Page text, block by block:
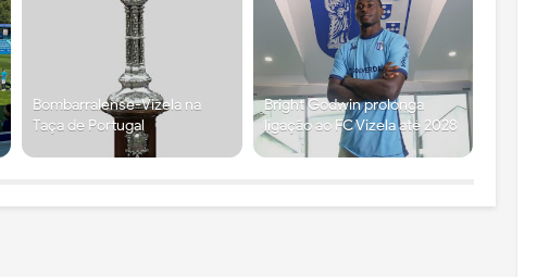
Bombarralense-Vizela na
Taça de Portugal
Bright Godwin prolonga
ligação ao FC Vizela até 2028